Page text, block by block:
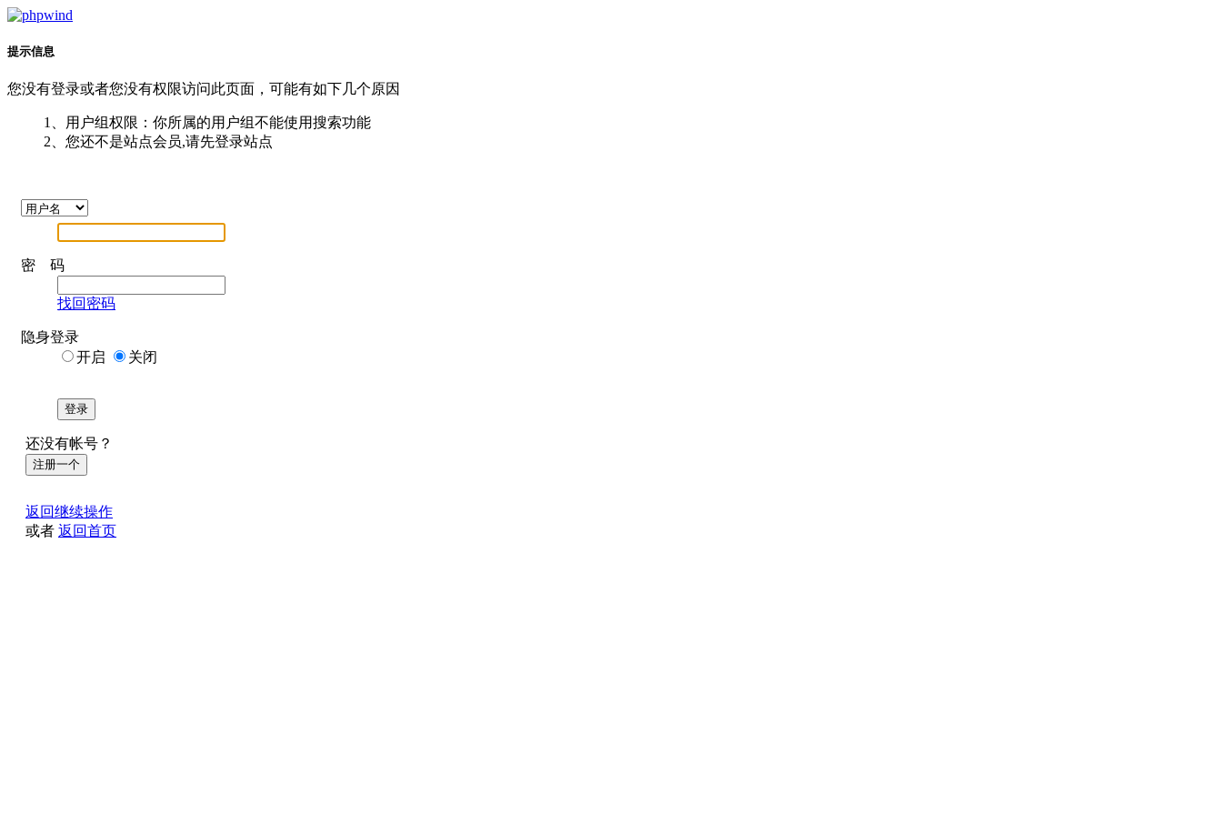
提示信息
您没有登录或者您没有权限访问此页面，可能有如下几个原因
1、用户组权限：你所属的用户组不能使用搜索功能
2、您还不是站点会员,请先登录站点
密 码
找回密码
隐身登录
开启
关闭
登录
还没有帐号？
注册一个
返回继续操作
或者 返回首页